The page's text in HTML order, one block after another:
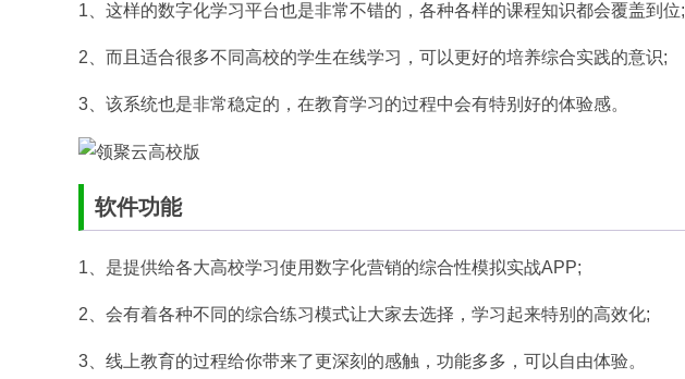
1、这样的数字化学习平台也是非常不错的，各种各样的课程知识都会覆盖到位;
2、而且适合很多不同高校的学生在线学习，可以更好的培养综合实践的意识;
3、该系统也是非常稳定的，在教育学习的过程中会有特别好的体验感。
软件功能
1、是提供给各大高校学习使用数字化营销的综合性模拟实战APP;
2、会有着各种不同的综合练习模式让大家去选择，学习起来特别的高效化;
3、线上教育的过程给你带来了更深刻的感触，功能多多，可以自由体验。